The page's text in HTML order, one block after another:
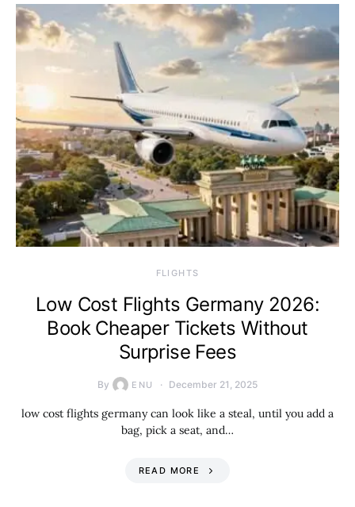
​FLIGHTS
Low Cost Flights Germany 2026:
Book Cheaper Tickets Without
Surprise Fees
By ENU December 21, 2025
low cost flights germany can look like a steal, until you add a
bag, pick a seat, and…
READ MORE